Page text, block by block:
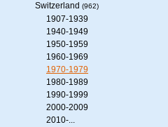
Switzerland (962)
1907-1939
1940-1949
1950-1959
1960-1969
1970-1979
1980-1989
1990-1999
2000-2009
2010-...